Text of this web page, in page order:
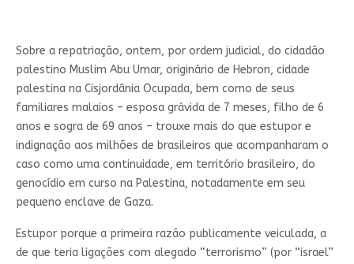
Sobre a repatriação, ontem, por ordem judicial, do cidadão
palestino Muslim Abu Umar, originário de Hebron, cidade
palestina na Cisjordânia Ocupada, bem como de seus
familiares malaios – esposa grávida de 7 meses, filho de 6
anos e sogra de 69 anos – trouxe mais do que estupor e
indignação aos milhões de brasileiros que acompanharam o
caso como uma continuidade, em território brasileiro, do
genocídio em curso na Palestina, notadamente em seu
pequeno enclave de Gaza.
Estupor porque a primeira razão publicamente veiculada, a
de que teria ligações com alegado “terrorismo” (por “israel”